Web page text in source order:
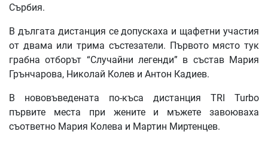
Сърбия.
В дългата дистанция се допускаха и щафетни участия
от двама или трима състезатели. Първото място тук
грабна отборът “Случайни легенди” в състав Мария
Грънчарова, Николай Колев и Антон Кадиев.
В нововъведената по-къса дистанция TRI Turbo
първите места при жените и мъжете завоюваха
съответно Мария Колева и Мартин Миртенцев.